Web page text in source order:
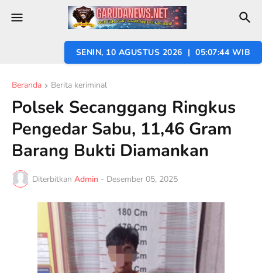
SENIN, 10 AGUSTUS 2026 | 05:07:45 WIB
Beranda Berita keriminal
Polsek Secanggang Ringkus
Pengedar Sabu, 11,46 Gram
Barang Bukti Diamankan
Diterbitkan Admin - Desember 05, 2025